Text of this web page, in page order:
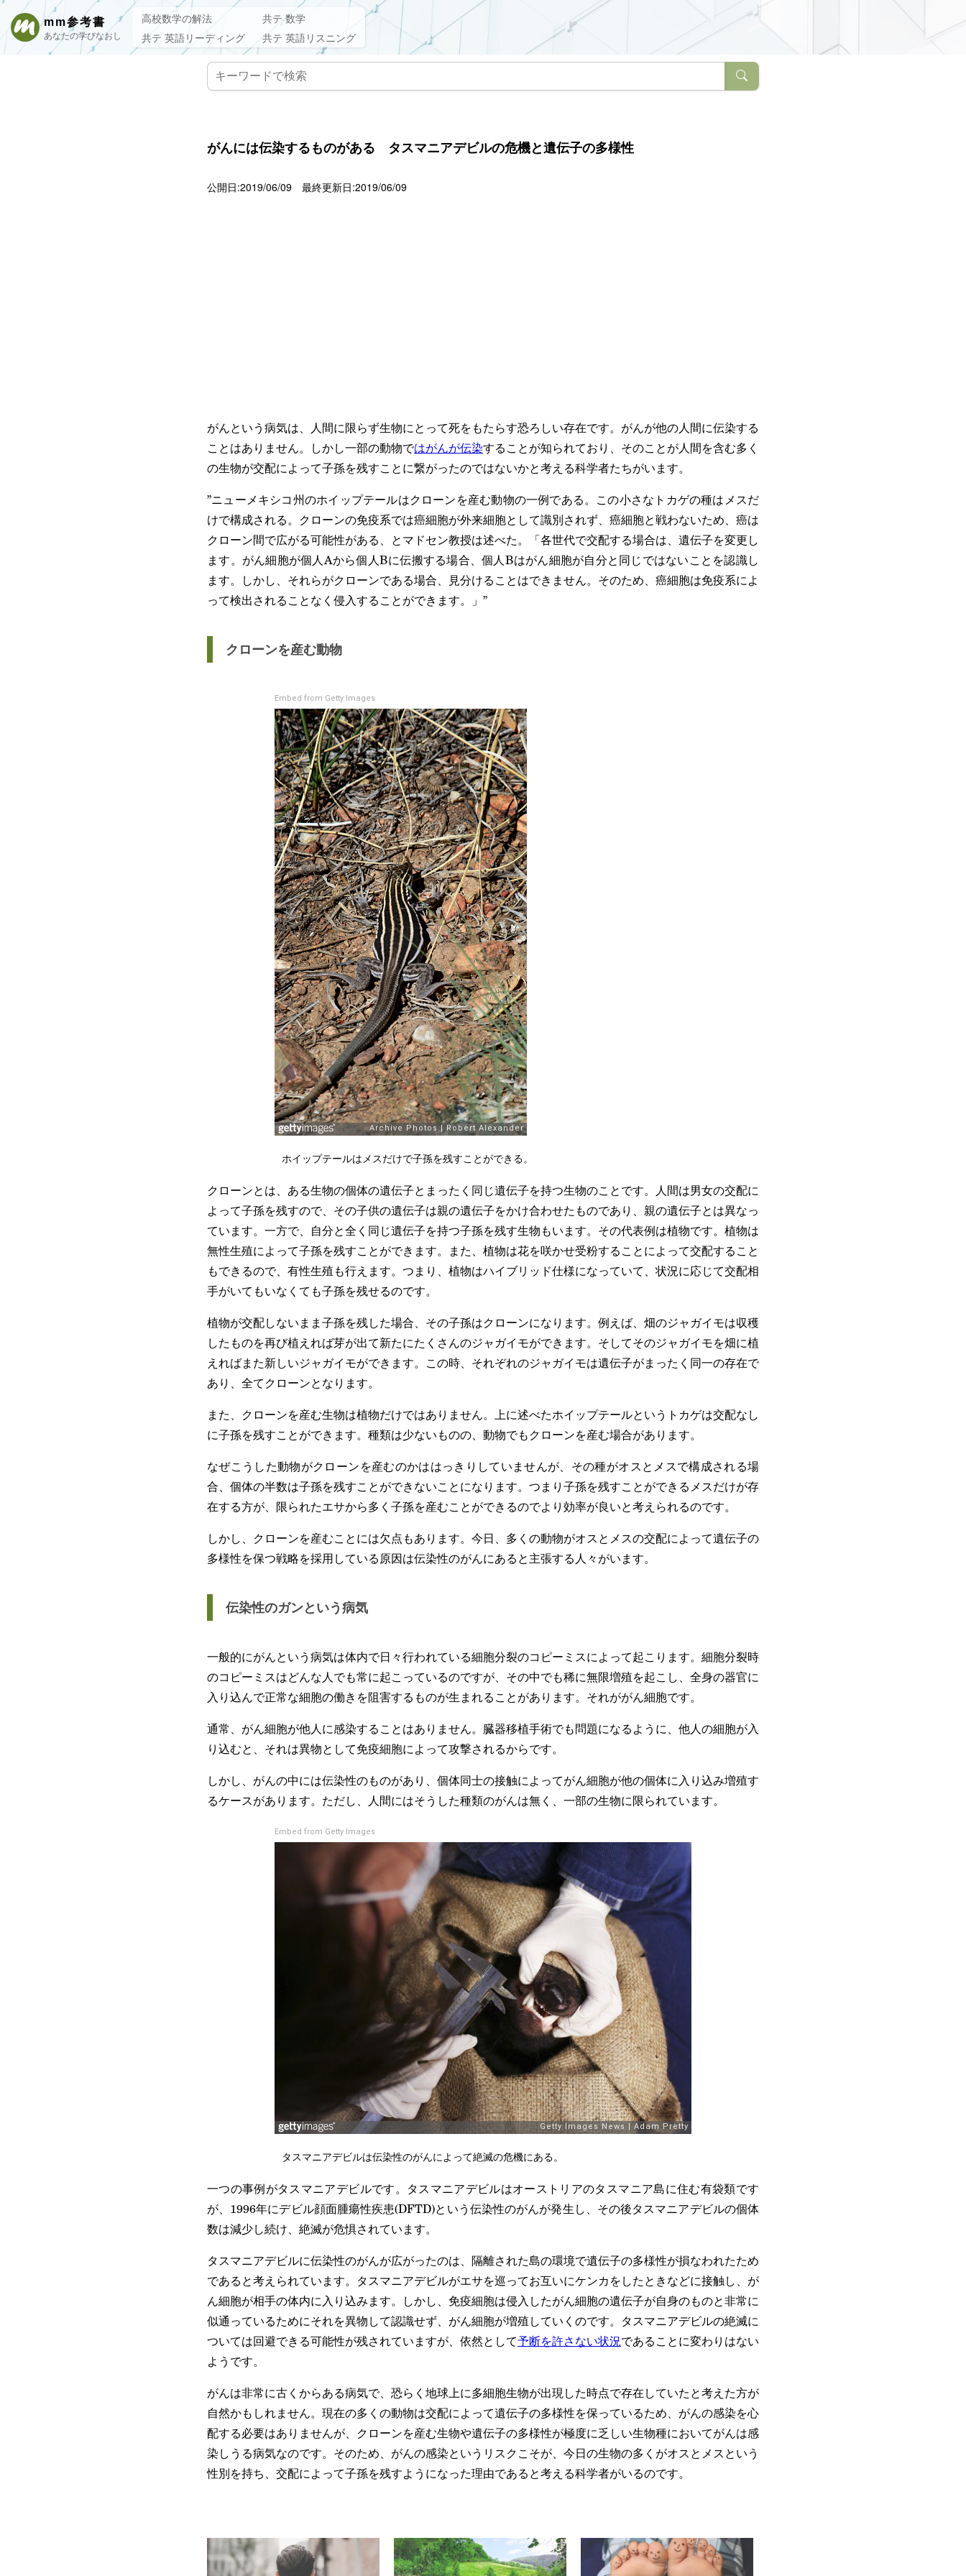
mm参考書
あなたの学びなおし
高校数学の解法
共テ 数学
共テ 英語リーディング
共テ 英語リスニング
がんには伝染するものがある タスマニアデビルの危機と遺伝子の多様性
公開日:2019/06/09 最終更新日:2019/06/09
がんという病気は、人間に限らず生物にとって死をもたらす恐ろしい存在です。がんが他の人間に伝染する
ことはありません。しかし一部の動物ではがんが伝染することが知られており、そのことが人間を含む多く
の生物が交配によって子孫を残すことに繋がったのではないかと考える科学者たちがいます。
”ニューメキシコ州のホイップテールはクローンを産む動物の一例である。この小さなトカゲの種はメスだ
けで構成される。クローンの免疫系では癌細胞が外来細胞として識別されず、癌細胞と戦わないため、癌は
クローン間で広がる可能性がある、とマドセン教授は述べた。「各世代で交配する場合は、遺伝子を変更し
ます。がん細胞が個人Aから個人Bに伝搬する場合、個人Bはがん細胞が自分と同じではないことを認識し
ます。しかし、それらがクローンである場合、見分けることはできません。そのため、癌細胞は免疫系によ
って検出されることなく侵入することができます。」”
クローンを産む動物
Embed from Getty Images
ホイップテールはメスだけで子孫を残すことができる。
クローンとは、ある生物の個体の遺伝子とまったく同じ遺伝子を持つ生物のことです。人間は男女の交配に
よって子孫を残すので、その子供の遺伝子は親の遺伝子をかけ合わせたものであり、親の遺伝子とは異なっ
ています。一方で、自分と全く同じ遺伝子を持つ子孫を残す生物もいます。その代表例は植物です。植物は
無性生殖によって子孫を残すことができます。また、植物は花を咲かせ受粉することによって交配すること
もできるので、有性生殖も行えます。つまり、植物はハイブリッド仕様になっていて、状況に応じて交配相
手がいてもいなくても子孫を残せるのです。
植物が交配しないまま子孫を残した場合、その子孫はクローンになります。例えば、畑のジャガイモは収穫
したものを再び植えれば芽が出て新たにたくさんのジャガイモができます。そしてそのジャガイモを畑に植
えればまた新しいジャガイモができます。この時、それぞれのジャガイモは遺伝子がまったく同一の存在で
あり、全てクローンとなります。
また、クローンを産む生物は植物だけではありません。上に述べたホイップテールというトカゲは交配なし
に子孫を残すことができます。種類は少ないものの、動物でもクローンを産む場合があります。
なぜこうした動物がクローンを産むのかははっきりしていませんが、その種がオスとメスで構成される場
合、個体の半数は子孫を残すことができないことになります。つまり子孫を残すことができるメスだけが存
在する方が、限られたエサから多く子孫を産むことができるのでより効率が良いと考えられるのです。
しかし、クローンを産むことには欠点もあります。今日、多くの動物がオスとメスの交配によって遺伝子の
多様性を保つ戦略を採用している原因は伝染性のがんにあると主張する人々がいます。
伝染性のガンという病気
一般的にがんという病気は体内で日々行われている細胞分裂のコピーミスによって起こります。細胞分裂時
のコピーミスはどんな人でも常に起こっているのですが、その中でも稀に無限増殖を起こし、全身の器官に
入り込んで正常な細胞の働きを阻害するものが生まれることがあります。それががん細胞です。
通常、がん細胞が他人に感染することはありません。臓器移植手術でも問題になるように、他人の細胞が入
り込むと、それは異物として免疫細胞によって攻撃されるからです。
しかし、がんの中には伝染性のものがあり、個体同士の接触によってがん細胞が他の個体に入り込み増殖す
るケースがあります。ただし、人間にはそうした種類のがんは無く、一部の生物に限られています。
Embed from Getty Images
タスマニアデビルは伝染性のがんによって絶滅の危機にある。
一つの事例がタスマニアデビルです。タスマニアデビルはオーストリアのタスマニア島に住む有袋類です
が、1996年にデビル顔面腫瘍性疾患(DFTD)という伝染性のがんが発生し、その後タスマニアデビルの個体
数は減少し続け、絶滅が危惧されています。
タスマニアデビルに伝染性のがんが広がったのは、隔離された島の環境で遺伝子の多様性が損なわれたため
であると考えられています。タスマニアデビルがエサを巡ってお互いにケンカをしたときなどに接触し、が
ん細胞が相手の体内に入り込みます。しかし、免疫細胞は侵入したがん細胞の遺伝子が自身のものと非常に
似通っているためにそれを異物して認識せず、がん細胞が増殖していくのです。タスマニアデビルの絶滅に
ついては回避できる可能性が残されていますが、依然として予断を許さない状況であることに変わりはない
ようです。
がんは非常に古くからある病気で、恐らく地球上に多細胞生物が出現した時点で存在していたと考えた方が
自然かもしれません。現在の多くの動物は交配によって遺伝子の多様性を保っているため、がんの感染を心
配する必要はありませんが、クローンを産む生物や遺伝子の多様性が極度に乏しい生物種においてがんは感
染しうる病気なのです。そのため、がんの感染というリスクこそが、今日の生物の多くがオスとメスという
性別を持ち、交配によって子孫を残すようになった理由であると考える科学者がいるのです。